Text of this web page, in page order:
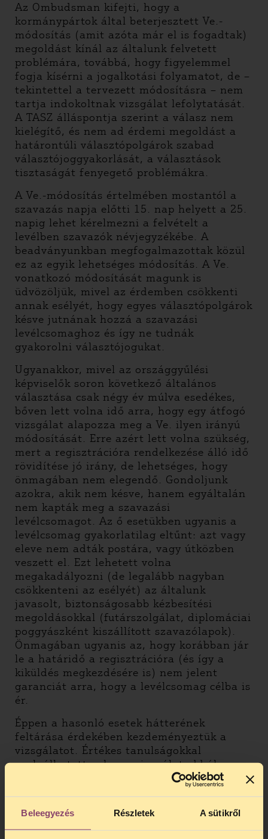
Beleegyezés Részletek A sütikről
Az Ombudsman kifejti, hogy a
kormánypártok által beterjesztett Ve.-
módosítás (amit azóta már el is fogadtak)
megoldást kínál az általunk felvetett
problémára, továbbá, hogy figyelemmel
fogja kísérni a jogalkotási folyamatot, de –
tekintettel a tervezett módosításra – nem
tartja indokoltnak vizsgálat lefolytatását.
A TASZ álláspontja szerint a válasz nem
kielégítő, és nem ad érdemi megoldást a
határontúli választópolgárok szabad
választójoggyakorlását, a választások
tisztaságát fenyegető problémákra.
A Ve.-módosítás értelmében mostantól a
szavazás napja előtti 15. nap helyett a 25.
napig lehet kérelmezni a felvételt a
levélben szavazók névjegyzékébe. A
beadványunkban megfogalmazottak közül
ez az egyik lehetséges módosítás. A Ve.
vonatkozó módosítását magunk is
üdvözöljük, mivel az érdemben csökkenti
annak esélyét, hogy egyes választópolgárok
késve jutnának hozzá a szavazási
levélcsomaghoz és így ne tudnák
gyakorolni választójogukat.
Ugyanakkor, mivel az országgyűlési
képviselők soron következő általános
választása csak négy év múlva esedékes,
bőven lett volna idő arra, hogy egy átfogó
vizsgálat alapozza meg a Ve. ilyen irányú
módosítását. Erre azért lett volna szükség,
mert a regisztrációra rendelkezése álló idő
rövidítése jó irány, de lehetséges, hogy
önmagában nem elegendő. Gondoljunk
azokra, akik nem késve, hanem egyáltalán
nem kapták meg a szavazási
levélcsomagot. Az ő esetükben ugyanis a
levélcsomag gyakorlatilag eltűnt: azt vagy
eleve nem adták postára, vagy útközben
veszett el. Ezt lehetett volna
megakadályozni (de legalább nagyban
csökkenteni az esélyét) az általunk
javasolt, biztonságosabb kézbesítési
megoldásokkal (futárszolgálat, diplomáciai
poggyászként kiszállított szavazólapok).
Önmagában ugyanis az, hogy korábban jár
le a határidő a regisztrációra (és így a
kiküldés megkezdésére is) nem jelent
garanciát arra, hogy a levélcsomag célba is
ér.
Éppen a hasonló esetek hátterének
feltárása érdekében kezdeményeztük a
vizsgálatot. Értékes tanulságokkal
szolgálhatott volna a vizsgálat abból a
szempontból is, hogy megállapítható lett
volna, hol, mely hatóság, hivatal vagy más
mulasztások. Ebből pedig megtudhattuk
volna, kinek — pl. A Nemzeti Választási